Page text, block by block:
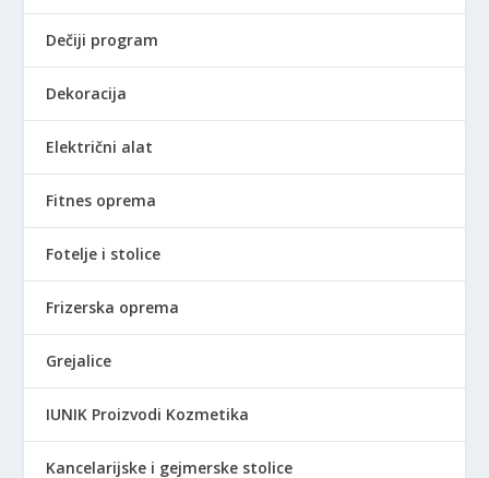
Dečiji program
Dekoracija
Električni alat
Fitnes oprema
Fotelje i stolice
Frizerska oprema
Grejalice
IUNIK Proizvodi Kozmetika
Kancelarijske i gejmerske stolice